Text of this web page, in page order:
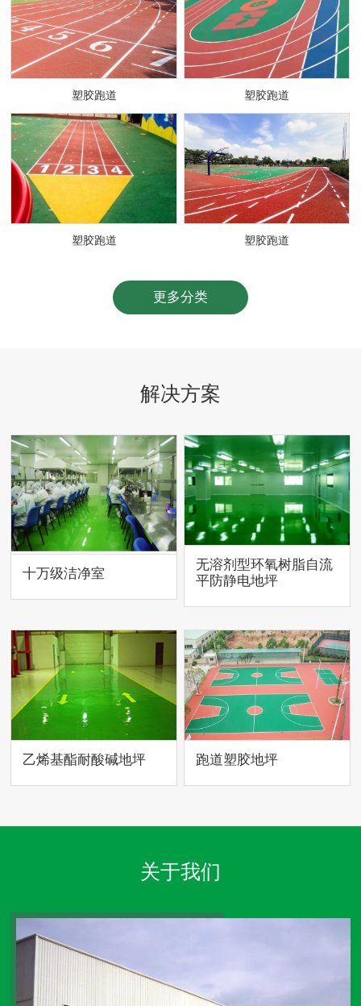
固化剂地坪 固化剂地坪
固化剂地坪 固化剂地坪
更多分类
解决方案
十万级洁净室
无溶剂型环氧树脂自流
平防静电地坪
乙烯基酯耐酸碱地坪 跑道塑胶地坪
关于我们